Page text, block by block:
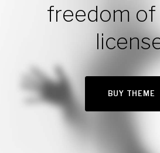
freedom of
BUY THEME